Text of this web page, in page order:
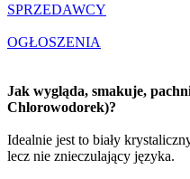
SPRZEDAWCY
OGŁOSZENIA
Jak wygląda, smakuje,
Chlorowodorek)?
Idealnie jest to biały
lecz nie znieczulający języka.